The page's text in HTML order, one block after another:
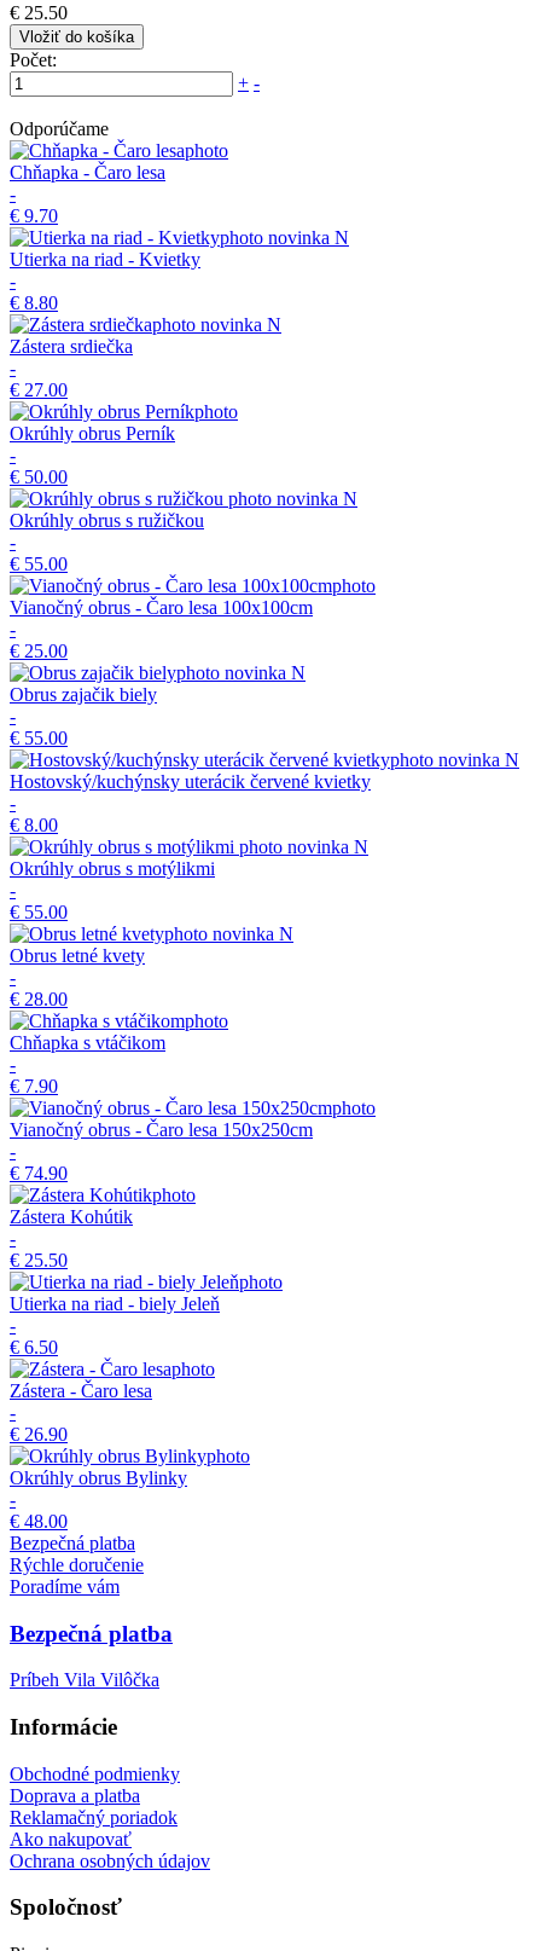
€ 25.50
Vložiť do košíka
Počet:
+ -
Odporúčame
Chňapka - Čaro lesa
-
€ 9.70
novinka N
Utierka na riad - Kvietky
-
€ 8.80
novinka N
Zástera srdiečka
-
€ 27.00
Okrúhly obrus Perník
-
€ 50.00
novinka N
Okrúhly obrus s ružičkou
-
€ 55.00
Vianočný obrus - Čaro lesa 100x100cm
-
€ 25.00
novinka N
Obrus zajačik biely
-
€ 55.00
novinka N
Hostovský/kuchýnsky uterácik červené kvietky
-
€ 8.00
novinka N
Okrúhly obrus s motýlikmi
-
€ 55.00
novinka N
Obrus letné kvety
-
€ 28.00
Chňapka s vtáčikom
-
€ 7.90
Vianočný obrus - Čaro lesa 150x250cm
-
€ 74.90
Zástera Kohútik
-
€ 25.50
Utierka na riad - biely Jeleň
-
€ 6.50
Zástera - Čaro lesa
-
€ 26.90
Okrúhly obrus Bylinky
-
€ 48.00
Bezpečná platba
Rýchle doručenie
Poradíme vám
Bezpečná platba
Príbeh Vila Vilôčka
Informácie
Obchodné podmienky
Doprava a platba
Reklamačný poriadok
Ako nakupovať
Ochrana osobných údajov
Spoločnosť